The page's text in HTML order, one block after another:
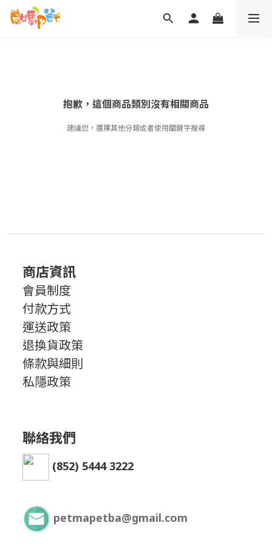
抱歉，這個商品類別沒有相關商品
建議您，選擇其他分類或者使用關鍵字搜尋
商店資訊
會員制度
付款方式
運送政策
退換貨政策
條款與細則
私隱政策
聯絡我們
(852) 5444 3222
petmapetba@gmail.com